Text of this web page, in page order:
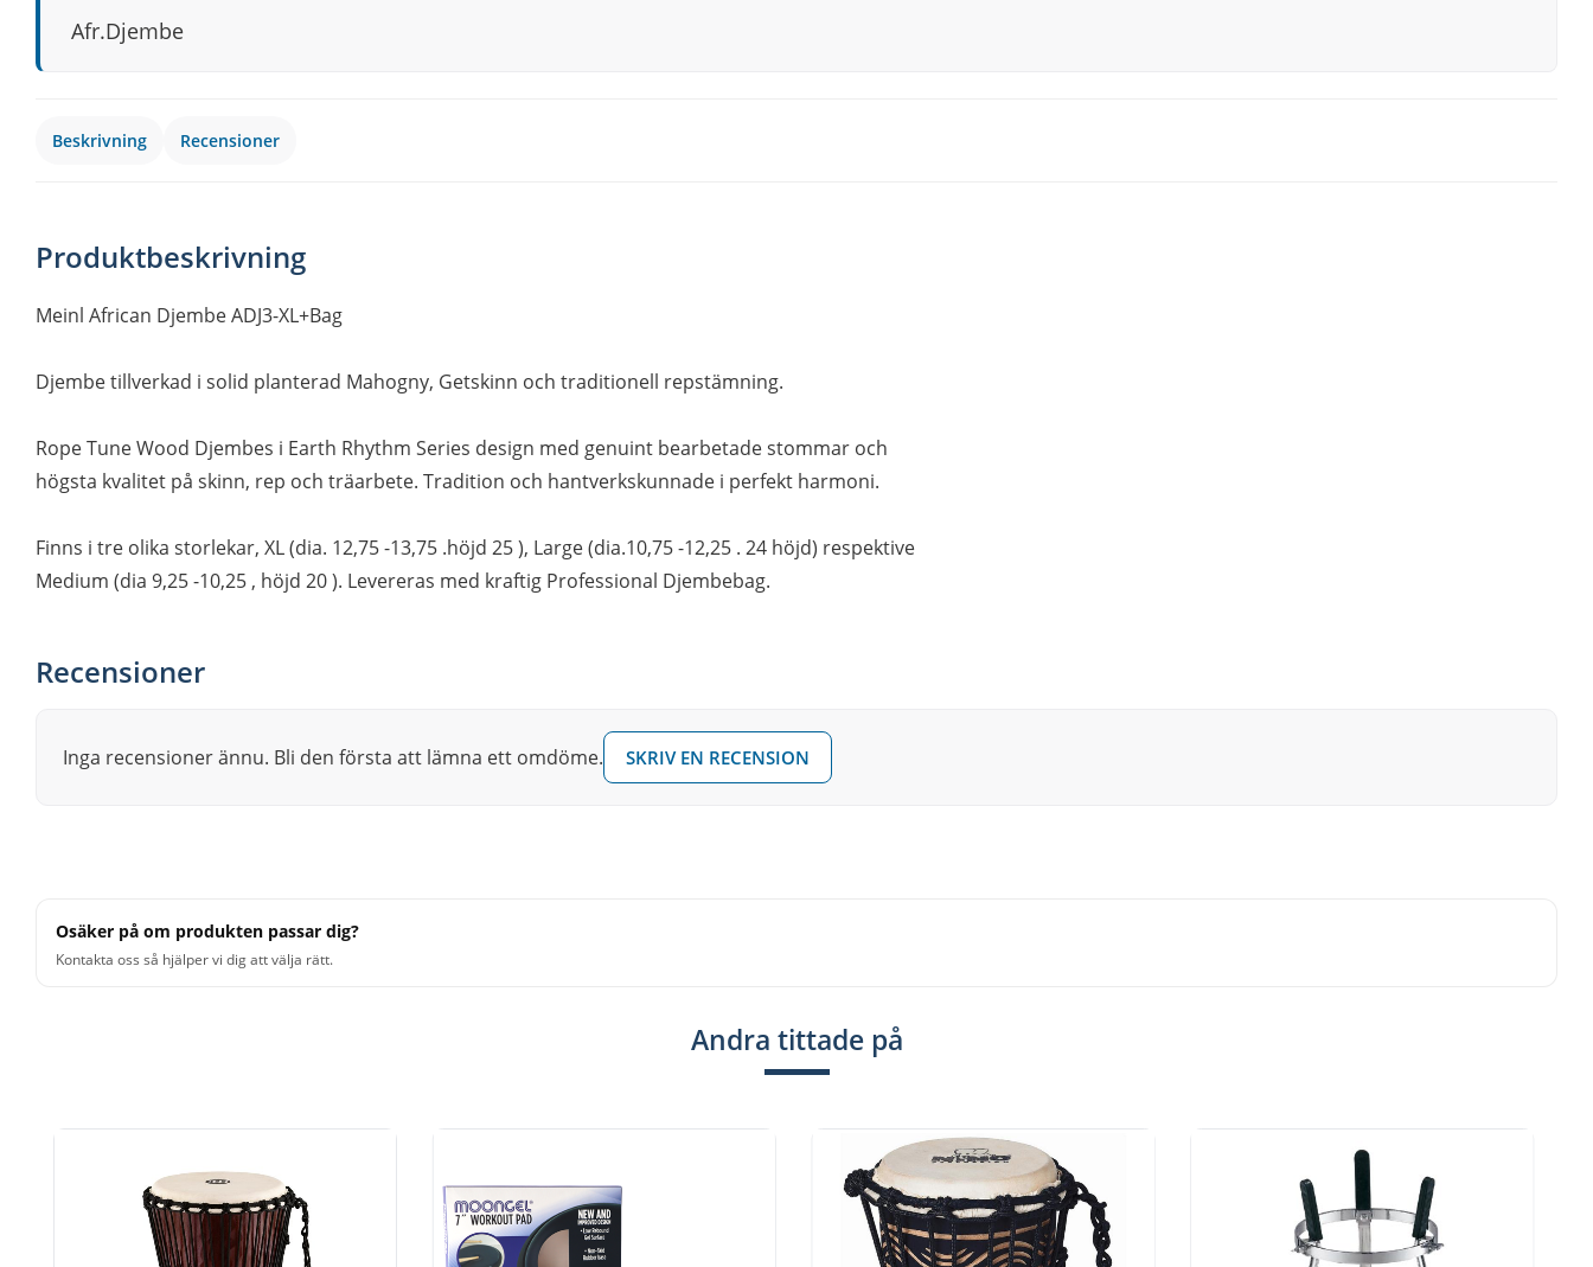
Afr.Djembe
Beskrivning Recensioner
Produktbeskrivning
Meinl African Djembe ADJ3-XL+Bag
Djembe tillverkad i solid planterad Mahogny, Getskinn och traditionell repstämning.
Rope Tune Wood Djembes i Earth Rhythm Series design med genuint bearbetade stommar och
högsta kvalitet på skinn, rep och träarbete. Tradition och hantverkskunnade i perfekt harmoni.
Finns i tre olika storlekar, XL (dia. 12,75 -13,75 .höjd 25 ), Large (dia.10,75 -12,25 . 24 höjd) respektive
Medium (dia 9,25 -10,25 , höjd 20 ). Levereras med kraftig Professional Djembebag.
Recensioner
Inga recensioner ännu. Bli den första att lämna ett omdöme. SKRIV EN RECENSION
Osäker på om produkten passar dig?
Kontakta oss så hjälper vi dig att välja rätt.
Andra tittade på